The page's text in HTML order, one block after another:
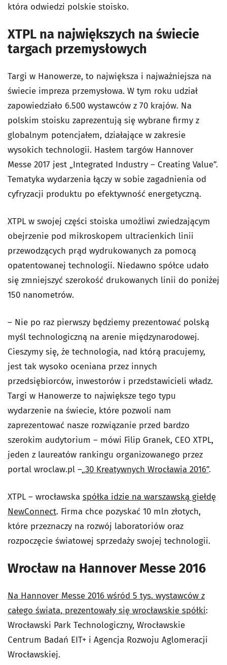
która odwiedzi polskie stoisko.
XTPL na największych na świecie
targach przemysłowych
Targi w Hanowerze, to największa i najważniejsza na
świecie impreza przemysłowa. W tym roku udział
zapowiedziało 6.500 wystawców z 70 krajów. Na
polskim stoisku zaprezentują się wybrane firmy z
globalnym potencjałem, działające w zakresie
wysokich technologii. Hasłem targów Hannover
Messe 2017 jest „Integrated Industry – Creating Value”.
Tematyka wydarzenia łączy w sobie zagadnienia od
cyfryzacji produktu po efektywność energetyczną.
XTPL w swojej części stoiska umożliwi zwiedzającym
obejrzenie pod mikroskopem ultracienkich linii
przewodzących prąd wydrukowanych za pomocą
opatentowanej technologii. Niedawno spółce udało
się zmniejszyć szerokość drukowanych linii do poniżej
150 nanometrów.
– Nie po raz pierwszy będziemy prezentować polską
myśl technologiczną na arenie międzynarodowej.
Cieszymy się, że technologia, nad którą pracujemy,
jest tak wysoko oceniana przez innych
przedsiębiorców, inwestorów i przedstawicieli władz.
Targi w Hanowerze to największe tego typu
wydarzenie na świecie, które pozwoli nam
zaprezentować nasze rozwiązanie przed bardzo
szerokim audytorium – mówi Filip Granek, CEO XTPL,
jeden z laureatów rankingu organizowanego przez
portal wroclaw.pl –„30 Kreatywnych Wrocławia 2016”.
XTPL – wrocławska spółka idzie na warszawską giełdę
NewConnect. Firma chce pozyskać 10 mln złotych,
które przeznaczy na rozwój laboratoriów oraz
rozpoczęcie światowej sprzedaży swojej technologii.
Wrocław na Hannover Messe 2016
Na Hannover Messe 2016 wśród 5 tys. wystawców z
całego świata, prezentowały się wrocławskie spółki:
Wrocławski Park Technologiczny, Wrocławskie
Centrum Badań EIT+ i Agencja Rozwoju Aglomeracji
Wrocławskiej.